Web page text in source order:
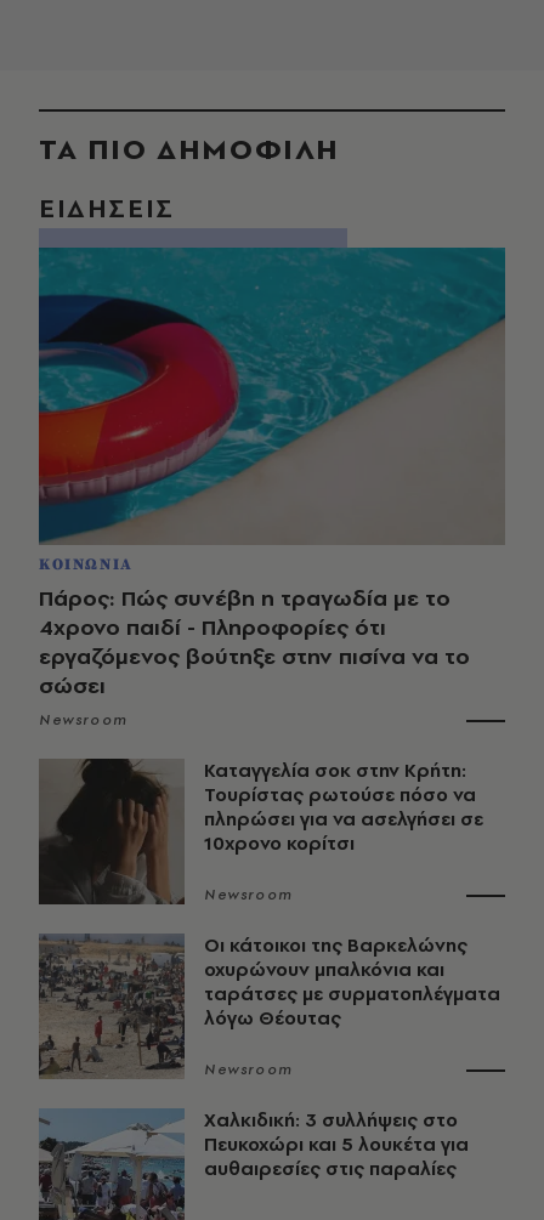
ΤΑ ΠΙΟ ΔΗΜΟΦΙΛΗ
ΕΙΔΗΣΕΙΣ
ΚΟΙΝΩΝΙΑ
Πάρος: Πώς συνέβη η τραγωδία με το
4χρονο παιδί - Πληροφορίες ότι
εργαζόμενος βούτηξε στην πισίνα να το
σώσει
Newsroom
Καταγγελία σοκ στην Κρήτη:
Τουρίστας ρωτούσε πόσο να
πληρώσει για να ασελγήσει σε
10χρονο κορίτσι
Newsroom
Οι κάτοικοι της Βαρκελώνης
οχυρώνουν μπαλκόνια και
ταράτσες με συρματοπλέγματα
λόγω Θέουτας
Newsroom
Χαλκιδική: 3 συλλήψεις στο
Πευκοχώρι και 5 λουκέτα για
αυθαιρεσίες στις παραλίες